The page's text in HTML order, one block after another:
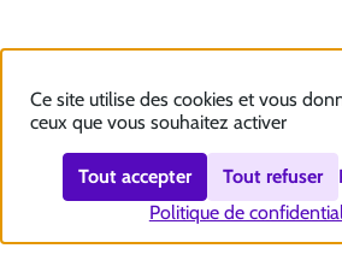
Ce site utilise des cookies et vous
ceux que vous souhaitez activer
Tout accepter Tout refuser
Politique de